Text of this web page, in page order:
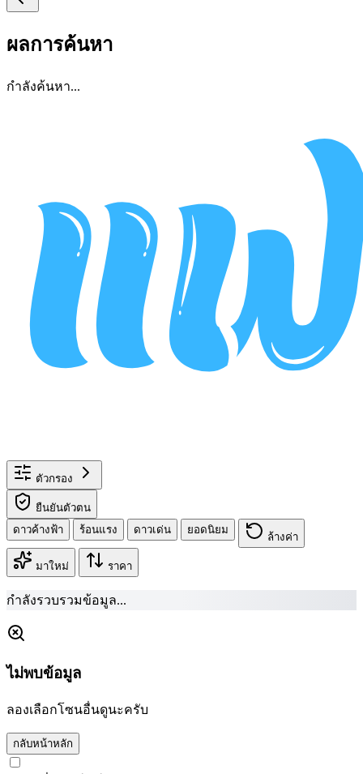
ผลการค้นหา
กำลังค้นหา...
ตัวกรอง
ยืนยันตัวตน
ดาวค้างฟ้า
ร้อนแรง ดาวเด่น ยอดนิยม
ล้างค่า
มาใหม่ ราคา
กำลังรวบรวมข้อมูล...
ไม่พบข้อมูล
ลองเลือกโซนอื่นดูนะครับ
กลับหน้าหลัก